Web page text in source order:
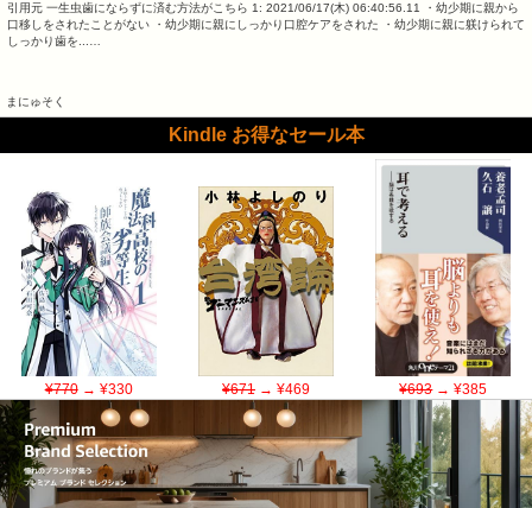
引用元 一生虫歯にならずに済む方法がこちら 1: 2021/06/17(木) 06:40:56.11 ・幼少期に親から
口移しをされたことがない ・幼少期に親にしっかり口腔ケアをされた ・幼少期に親に躾けられて
しっかり歯を...…
まにゅそく
Kindle お得なセール本
¥770→ ¥330 ¥671→ ¥469 ¥693→ ¥385